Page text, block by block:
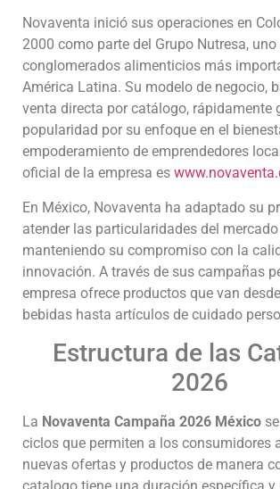
Novaventa inició sus operaciones en
2000 como parte del Grupo Nutresa, uno
conglomerados alimenticios más
América Latina. Su modelo de negocio,
venta directa por catálogo, rápidamente
popularidad por su enfoque en el
empoderamiento de emprendedores
oficial de la empresa es
En México, Novaventa ha adaptado su
atender las particularidades del
manteniendo su compromiso con la
innovación. A través de sus campañas
empresa ofrece productos que van
bebidas hasta artículos de cuidado
Estructura de las
2026
La Novaventa Campaña 2026 México
ciclos que permiten a los consumidores
nuevas ofertas y productos de manera